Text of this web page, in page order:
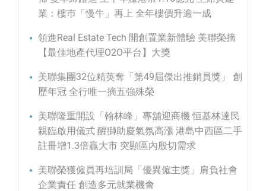
業：樓巿「慢牛」再上 全年樓價升逾一成
領進Real Estate Tech 開創置業新體驗 美聯榮摘
【最佳地產代理O2O平台】大獎
美聯集團32位精英奪「第49屆傑出推銷員獎」 創
歷年冠 全行唯一摘五強殊榮
美聯隆重開設「翰林峰」專舖迎商機 恒基林達民
親臨啟用儀式 醒獅助慶氣氛高漲 港島中西區二手
註冊增1.3倍贏大市 突顯區內殷切需求
美聯榮獲僱員再培訓局「優異僱主獎」肩負社會
企業責任 創造多元就業機會